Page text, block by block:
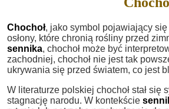
Chochoł, jako symbol pojawiający się
osłony, które chronią rośliny przed
sennika, chochoł może być
zachodniej, chochoł nie jest tak
ukrywania się przed światem, co jest
W literaturze polskiej chochoł stał się
stagnację narodu. W kontekście